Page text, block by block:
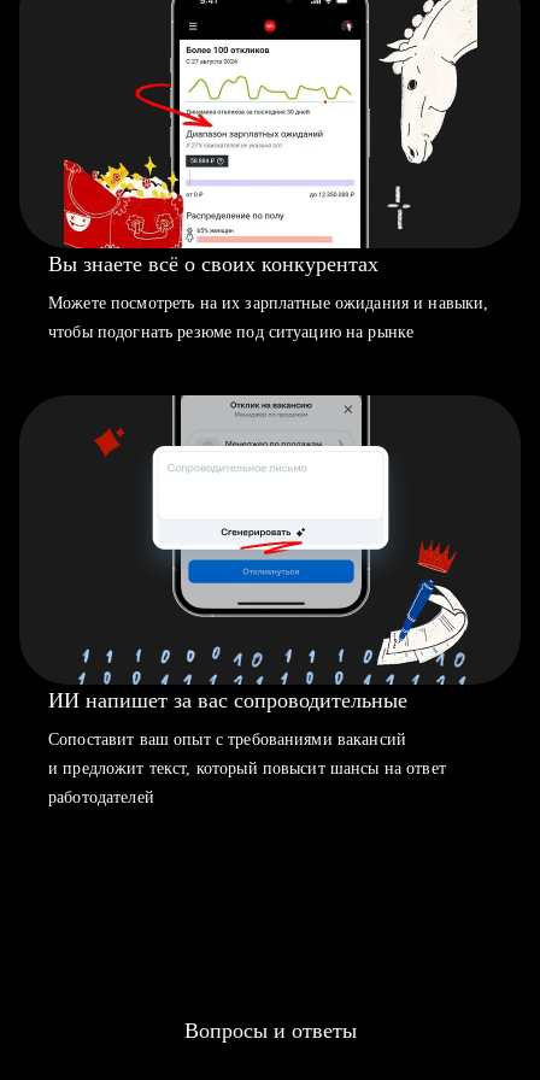
Вы знаете всё о своих конкурентах
Можете посмотреть на их зарплатные ожидания и навыки,
чтобы подогнать резюме под ситуацию на рынке
ИИ напишет за вас сопроводительные
Сопоставит ваш опыт с требованиями вакансий
и предложит текст, который повысит шансы на ответ
работодателей
Вопросы и ответы